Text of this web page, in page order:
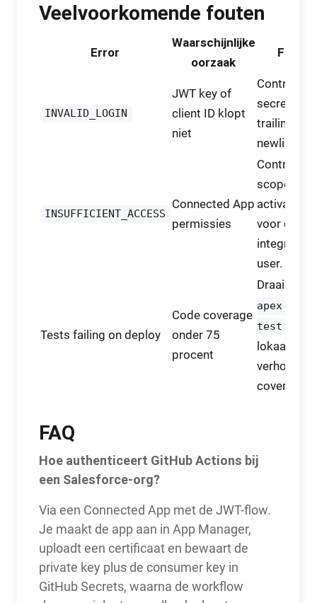
Veelvoorkomende fouten
Error
Waarschijnlijke
oorzaak
Fix
INVALID_LOGIN
JWT key of
client ID klopt
niet
Controleer
secrets en
trailing
newlines.
INSUFFICIENT_ACCESS
Connected App
permissies
Controleer
scopes en
activatie
voor de
integration
user.
Tests failing on deploy
Code coverage
onder 75
procent
Draai
apex run
test
lokaal en
verhoog
coverage.
FAQ
Hoe authenticeert GitHub Actions bij
een Salesforce-org?
Via een Connected App met de JWT-flow.
Je maakt de app aan in App Manager,
uploadt een certificaat en bewaart de
private key plus de consumer key in
GitHub Secrets, waarna de workflow